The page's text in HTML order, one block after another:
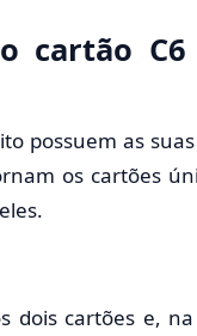
cartão
possuem as
os cartões
dois cartões e,